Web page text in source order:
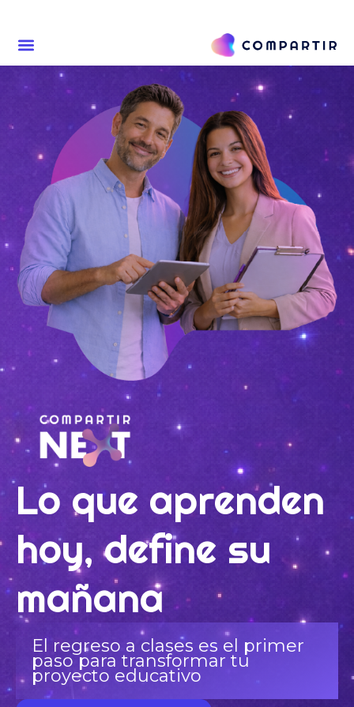
Lo que aprenden
hoy, define su
mañana
El regreso a clases es el primer
paso para transformar tu
proyecto educativo